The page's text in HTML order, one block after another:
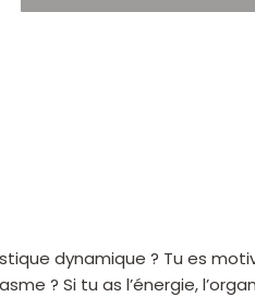
dynamique ? Tu es
? Si tu as l’énergie,